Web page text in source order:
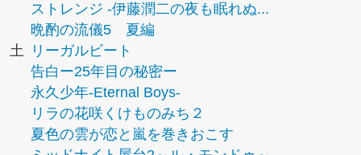
ストレンジ -伊藤潤二の夜も眠れぬ...
晩酌の流儀5 夏編
土
リーガルビート
告白ー25年目の秘密ー
永久少年-Eternal Boys-
リラの花咲くけものみち２
夏色の雲が恋と嵐を巻きおこす